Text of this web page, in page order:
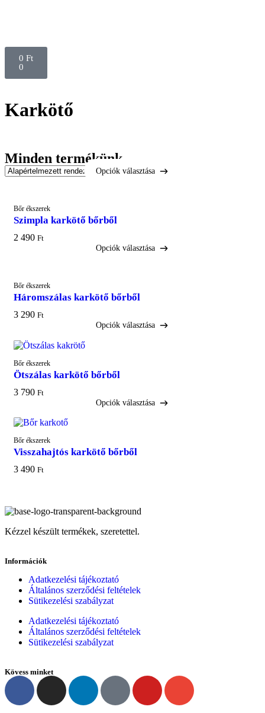
0 Ft
0
Karkötő
Minden termékünk
Opciók választása
Bőr ékszerek
Szimpla karkötő bőrből
2 490 Ft
Opciók választása
Bőr ékszerek
Háromszálas karkötő bőrből
3 290 Ft
Opciók választása
Bőr ékszerek
Ötszálas karkötő bőrből
3 790 Ft
Opciók választása
Bőr ékszerek
Visszahajtós karkötő bőrből
3 490 Ft
Kézzel készült termékek, szeretettel.
Információk
Adatkezelési tájékoztató
Általános szerződési feltételek
Sütikezelési szabályzat
Adatkezelési tájékoztató
Általános szerződési feltételek
Sütikezelési szabályzat
Kövess minket